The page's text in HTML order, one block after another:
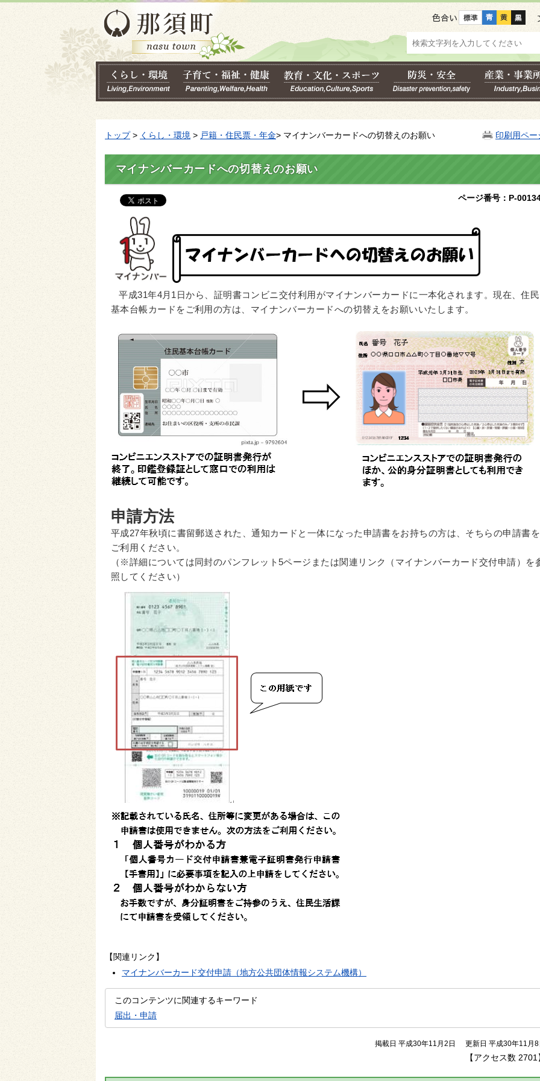
色合い
印刷用ペー
トップ> くらし・環境 > 戸籍・住民票・年金> マイナンバーカードへの切替えのお願い
マイナンバーカードへの切替えのお願い
ページ番号：P-
平成31年4月1日から、証明書コンビニ交付利用がマイナンバーカードに一本化されます。現在、住民
基本台帳カードをご利用の方は、マイナンバーカードへの切替えをお願いいたします。
申請方法
平成27年秋頃に書留郵送された、通知カードと一体になった申請書をお持ちの方は、そちらの申請書を
ご利用ください。
（※詳細については同封のパンフレット5ページまたは関連リンク（マイナンバーカード交付申請）を
照してください）
【関連リンク】
マイナンバーカード交付申請（地方公共団体情報システム機構）
このコンテンツに関連するキーワード
届出・申請
掲載日 平成30年11月2日 更新日 平成30年11月8
【アクセス数 2701